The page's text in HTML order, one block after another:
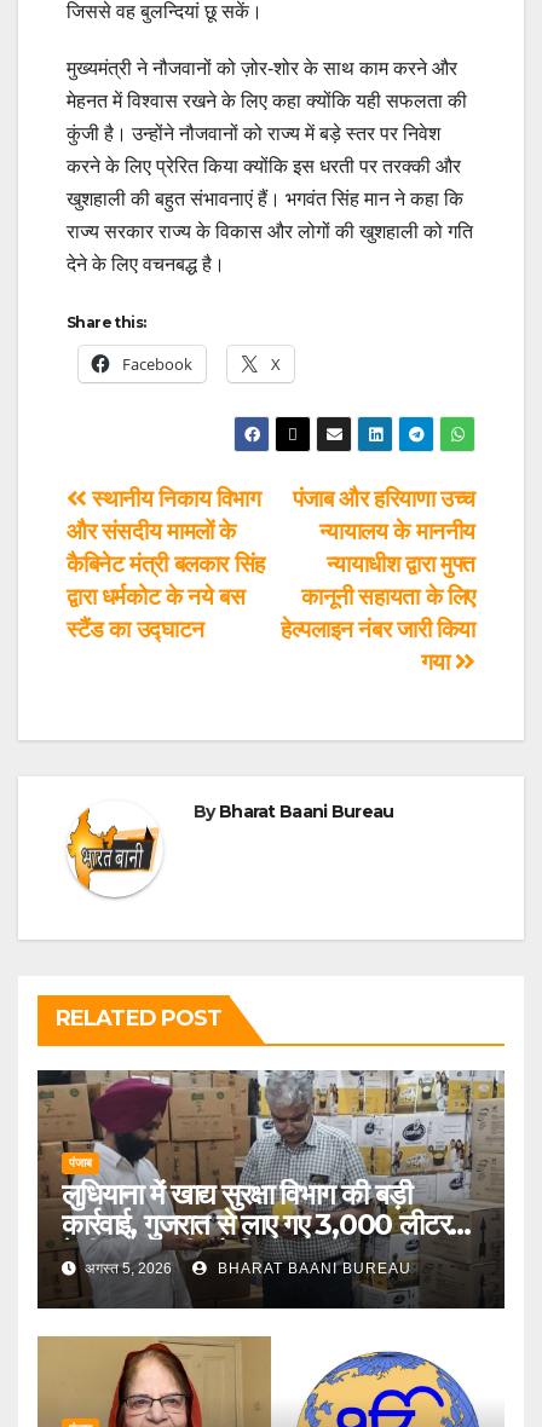
जिससे वह बुलन्दियां छू सकें।
मुख्यमंत्री ने नौजवानों को ज़ोर-शोर के साथ काम करने और
मेहनत में विश्वास रखने के लिए कहा क्योंकि यही सफलता की
कुंजी है। उन्होंने नौजवानों को राज्य में बड़े स्तर पर निवेश
करने के लिए प्रेरित किया क्योंकि इस धरती पर तरक्की और
खुशहाली की बहुत संभावनाएं हैं। भगवंत सिंह मान ने कहा कि
राज्य सरकार राज्य के विकास और लोगों की खुशहाली को गति
देने के लिए वचनबद्ध है।
Share this:
Facebook X
पंजाब और हरियाणा उच्च
न्यायालय के माननीय
न्यायाधीश द्वारा मुफ्त
कानूनी सहायता के लिए
हेल्पलाइन नंबर जारी किया
गया
स्थानीय निकाय विभाग
और संसदीय मामलों के
कैबिनेट मंत्री बलकार सिंह
द्वारा धर्मकोट के नये बस
स्टैंड का उद्घाटन
ByBharat Baani Bureau
RELATED POST
पंजाब
लुधियाना में खाद्य सुरक्षा विभाग की बड़ी
कार्रवाई, गुजरात से लाए गए 3,000 लीटर
देसी गाय के घी को किया जब्त
अगस्त 5, 2026 BHARAT BAANI BUREAU